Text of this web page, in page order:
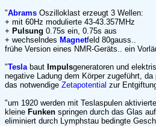
"Abrams Oszilloklast erzeugt 3 Wellen:
+ mit 60Hz modulierte 43-43.357MHz
+ Pulsung 0.75s ein, 0.75s aus
+ wechselndes Magnetfeld 80gauss..
frühe Version eines NMR-Geräts.. ein
"Tesla baut Impulsgeneratoren und
negative Ladung dem Körper zugeführt, da
das notwendige Zetapotential zur
"um 1920 werden mit Teslaspulen
kleine Funken springen durch das Glas
eliminiert durch Lymphstau bedingte